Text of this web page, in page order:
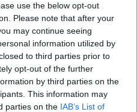
use the below opt-out
Please note that after your
may continue seeing
information utilized by
to third parties prior to
opt-out of the further
by third parties on the
This information may
parties on the IAB’s List of
για τα μαύρα
απλά τα μαύρα
αλλά θα περιορίσει
εξάρσεις. Το ασπράδι
σε θρεπτικά συστατικά